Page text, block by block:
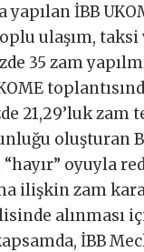
yapılan İBB
ulaşım,
35 zam
21,29’luk zam
oluşturan
oyuyla
ilişkin zam
alınması
İBB